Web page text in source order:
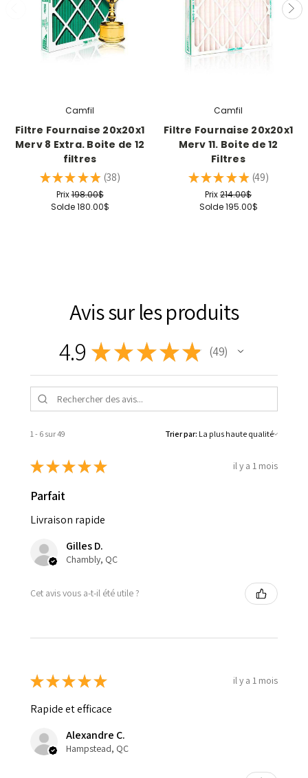
Camfil
Filtre Fournaise 20x20x1
Merv 8 Extra. Boite de 12
filtres
★ ★ ★ ★ ★ 38
38
Prix198.00$
Solde180.00$
Camfil
Filtre Fournaise 20x20x1
Merv 11. Boite de 12
Filtres
★ ★ ★ ★ ★ 49
49
Prix214.00$
Solde195.00$
Avis sur les produits
4.9 ★ ★★★★ 49
49
1 - 6 sur 49 Trier par:
★★★★★ il y a 1 mois
Parfait
Livraison rapide
Gilles D.
Chambly, QC
Cet avis vous a-t-il été utile ?
★★★★★ il y a 1 mois
Rapide et efficace
Alexandre C.
Hampstead, QC